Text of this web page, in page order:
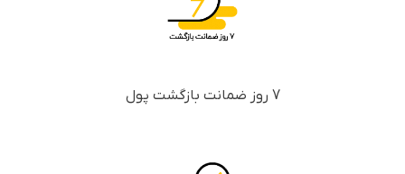
7 روز ضمانت بازگشت پول